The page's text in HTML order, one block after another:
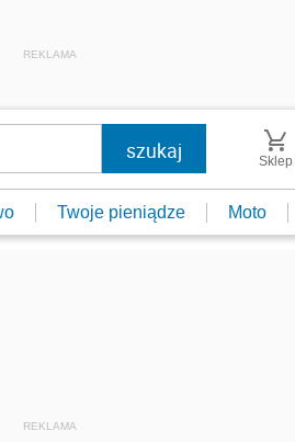
REKLAMA
Sklep
Twoje pieniądze Moto